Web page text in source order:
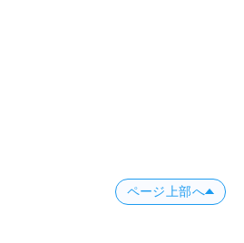
ページ上部へ